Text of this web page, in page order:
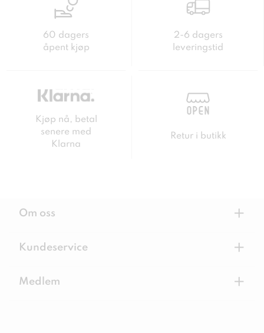
60 dagers
åpent kjøp
2-6 dagers
leveringstid
Kjøp nå, betal
senere med
Klarna
Retur i butikk
Om oss +
Kundeservice +
Medlem +